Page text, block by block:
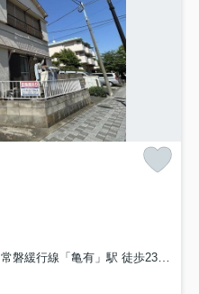
常磐緩行線「亀有」駅 徒歩23分